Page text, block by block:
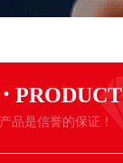
· PRODUCT
品是信誉的保证！